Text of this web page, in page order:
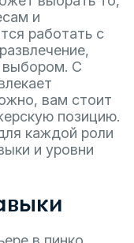
и
работать с
выбором. С
вам стоит
позицию.
каждой роли
и уровни